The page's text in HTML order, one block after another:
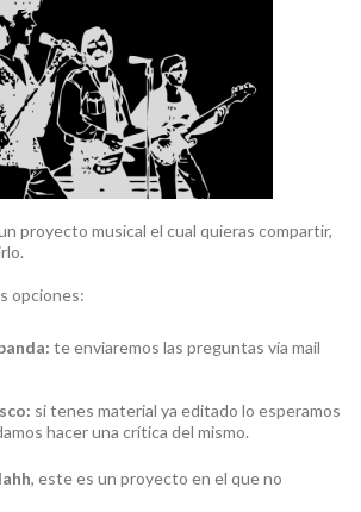
proyecto musical el cual quieras compartir,
opciones:
te enviaremos las preguntas vía mail
si tenes material ya editado lo esperamos
hacer una crítica del mismo.
, este es un proyecto en el que no